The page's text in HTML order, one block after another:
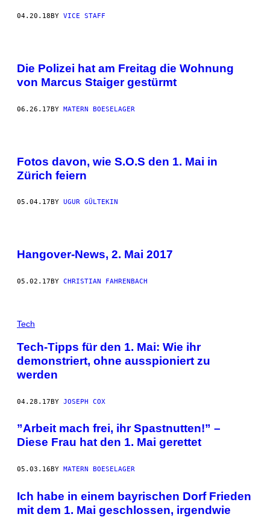
04.20.18 BY VICE STAFF
Die Polizei hat am Freitag die Wohnung
von Marcus Staiger gestürmt
06.26.17BY MATERN BOESELAGER
Fotos davon, wie S.O.S den 1. Mai in
Zürich feiern
05.04.17 BY UGUR GÜLTEKIN
Hangover-News, 2. Mai 2017
05.02.17BY CHRISTIAN FAHRENBACH
Tech
Tech-Tipps für den 1. Mai: Wie ihr
demonstriert, ohne ausspioniert zu
werden
04.28.17BY JOSEPH COX
​”Arbeit mach frei, ihr Spastnutten!” –
Diese Frau hat den 1. Mai gerettet
05.03.16BY MATERN BOESELAGER
Ich habe in einem bayrischen Dorf Frieden
mit dem 1. Mai geschlossen, irgendwie